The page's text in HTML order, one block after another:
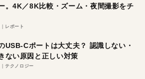
。4K／8K比較・ズーム・夜間撮影をチ
レポート
USB-Cポートは大丈夫？ 認識しない・
ない原因と正しい対策
テクノロジー